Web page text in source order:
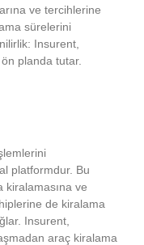
ve tercihlerine
sürelerini
Insurent,
ön planda tutar.
platformdur. Bu
kiralamasına ve
de kiralama
Insurent,
araç kiralama